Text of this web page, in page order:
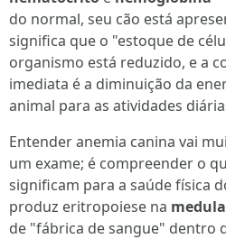
do normal, seu cão está
significa que o "estoque de
organismo está reduzido, e a
imediata é a diminuição da
animal para as atividades
Entender anemia canina vai
um exame; é compreender o
significam para a saúde física
produz eritropoiese na
de "fábrica de sangue" dentro